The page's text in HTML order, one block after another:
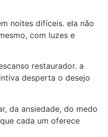
noites difíceis. ela não
com luzes e
restaurador. a
desperta o desejo
da ansiedade, do medo
cada um oferece